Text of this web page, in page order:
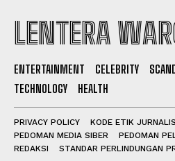
LENTERA
ENTERTAINMENT CELEBRITY
TECHNOLOGY
HEALTH
PRIVACY POLICY
KODE ETIK
PEDOMAN MEDIA SIBER
PEDOMAN
REDAKSI
STANDAR PERLINDUNGAN